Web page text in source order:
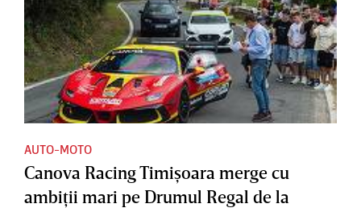
AUTO-MOTO
Canova Racing Timişoara merge cu
ambiţii mari pe Drumul Regal de la